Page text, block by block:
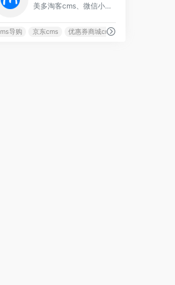
美多淘客cms、微信小程序导购系统，全能淘客工具服务商，基于SaaS模式，集成优质的商品内容和活动运营，为淘客提供导购网站cms、返利分销系统、外卖系统等多种推广解决方案，稳定运营2年，自定义搭配页面
导购 京东cms 优惠券商城cms